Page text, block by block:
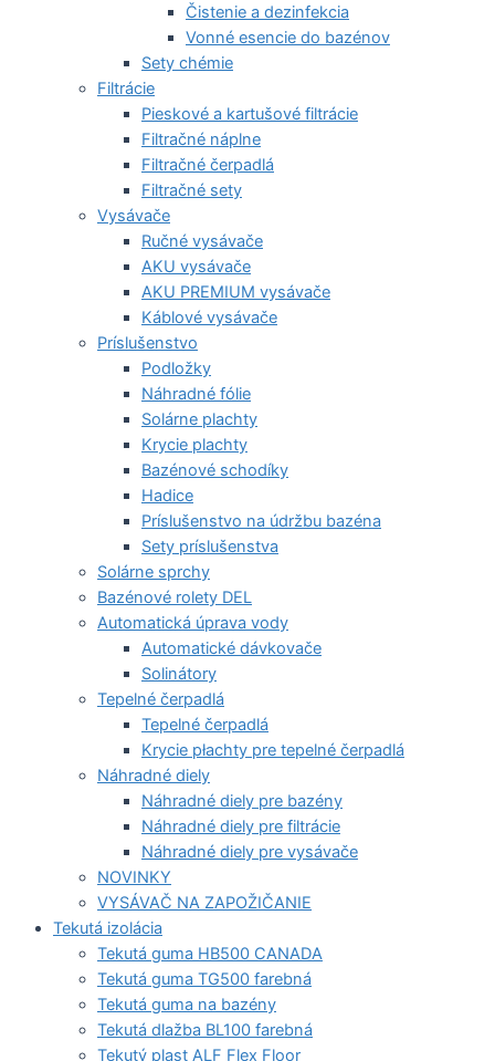
Čistenie a dezinfekcia
Vonné esencie do bazénov
Sety chémie
Filtrácie
Pieskové a kartušové filtrácie
Filtračné náplne
Filtračné čerpadlá
Filtračné sety
Vysávače
Ručné vysávače
AKU vysávače
AKU PREMIUM vysávače
Káblové vysávače
Príslušenstvo
Podložky
Náhradné fólie
Solárne plachty
Krycie plachty
Bazénové schodíky
Hadice
Príslušenstvo na údržbu bazéna
Sety príslušenstva
Solárne sprchy
Bazénové rolety DEL
Automatická úprava vody
Automatické dávkovače
Solinátory
Tepelné čerpadlá
Tepelné čerpadlá
Krycie płachty pre tepelné čerpadlá
Náhradné diely
Náhradné diely pre bazény
Náhradné diely pre filtrácie
Náhradné diely pre vysávače
NOVINKY
VYSÁVAČ NA ZAPOŽIČANIE
Tekutá izolácia
Tekutá guma HB500 CANADA
Tekutá guma TG500 farebná
Tekutá guma na bazény
Tekutá dlažba BL100 farebná
Tekutý plast ALF Flex Floor